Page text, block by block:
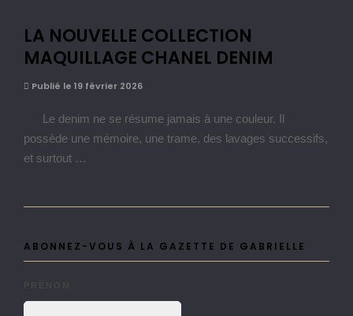
LA NOUVELLE COLLECTION
MAQUILLAGE CHANEL DENIM
Publié le 19 février 2026
Le denim ne se résume jamais à une couleur. Il
possède une mémoire, une trame, des lavages successifs,
et surtout …
ABONNEZ-VOUS À LA GAZETTE DE GABRIELLE